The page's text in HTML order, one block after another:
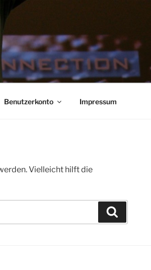
Benutzerkonto Impressum
Vielleicht hilft die